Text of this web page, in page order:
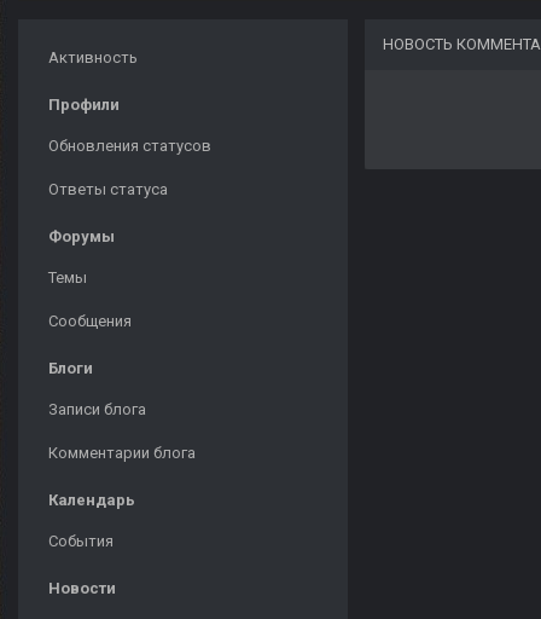
Активность
Профили
Обновления статусов
Ответы статуса
Форумы
Темы
Сообщения
Блоги
Записи блога
Комментарии блога
Календарь
События
Новости
НОВОСТЬ